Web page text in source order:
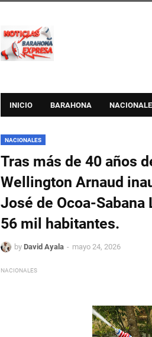
INICIO BARAHONA
NACIONALES
Tras más de 40 años
Wellington Arnaud
José de Ocoa-
56 mil habitantes.
by David Ayala mayo 24, 2026
NACIONALES